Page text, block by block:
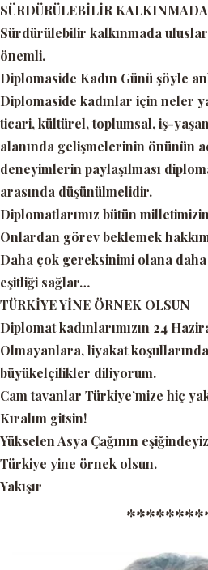
SÜRDÜRÜLEBİLİR
Sürdürülebilir kalkınmada
önemli.
Diplomaside Kadın Günü şöyle
Diplomaside kadınlar için neler
ticari, kültürel, toplumsal, iş-
alanında gelişmelerinin önünün
deneyimlerin paylaşılması
arasında düşünülmelidir.
Diplomatlarımız bütün
Onlardan görev beklemek
Daha çok gereksinimi olana
eşitliği sağlar…
TÜRKİYE YİNE ÖRNEK OLSUN
Diplomat kadınlarımızın 24
Olmayanlara, liyakat
büyükelçilikler diliyorum.
Cam tavanlar Türkiye’mize hiç
Kıralım gitsin!
Yükselen Asya Çağının
Türkiye yine örnek olsun.
Yakışır